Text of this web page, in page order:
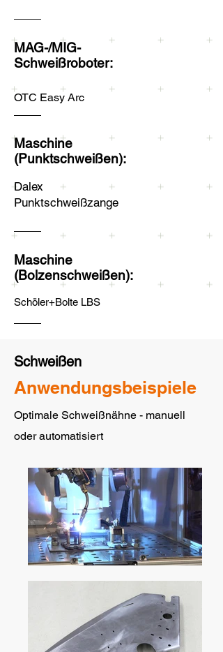
MAG-/MIG-
Schweißroboter:
OTC Easy Arc
Maschine
(Punktschweißen):
Dalex
Punktschweißzange
Maschine
(Bolzenschweißen):
Schöler+Bolte LBS
Schweißen
Anwendungsbeispiele
Optimale Schweißnähne - manuell
oder automatisiert